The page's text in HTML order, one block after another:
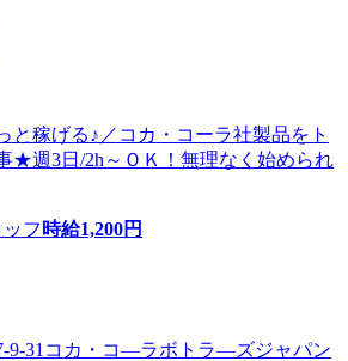
と稼げる♪／コカ・コーラ社製品をト
★週3日/2h～ＯＫ！無理なく始められ
フ 時給1,200円
9-31コカ・コ―ラボトラ―ズジャパン